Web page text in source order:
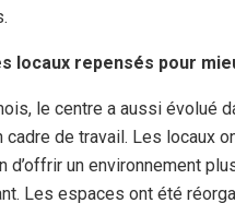
locaux repensés pour
le centre a aussi évolué
cadre de travail. Les locaux
d’offrir un environnement
Les espaces ont été